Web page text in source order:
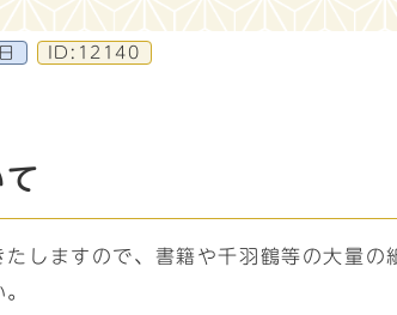
ID:12140
たしますので、書籍や千羽鶴等の大量